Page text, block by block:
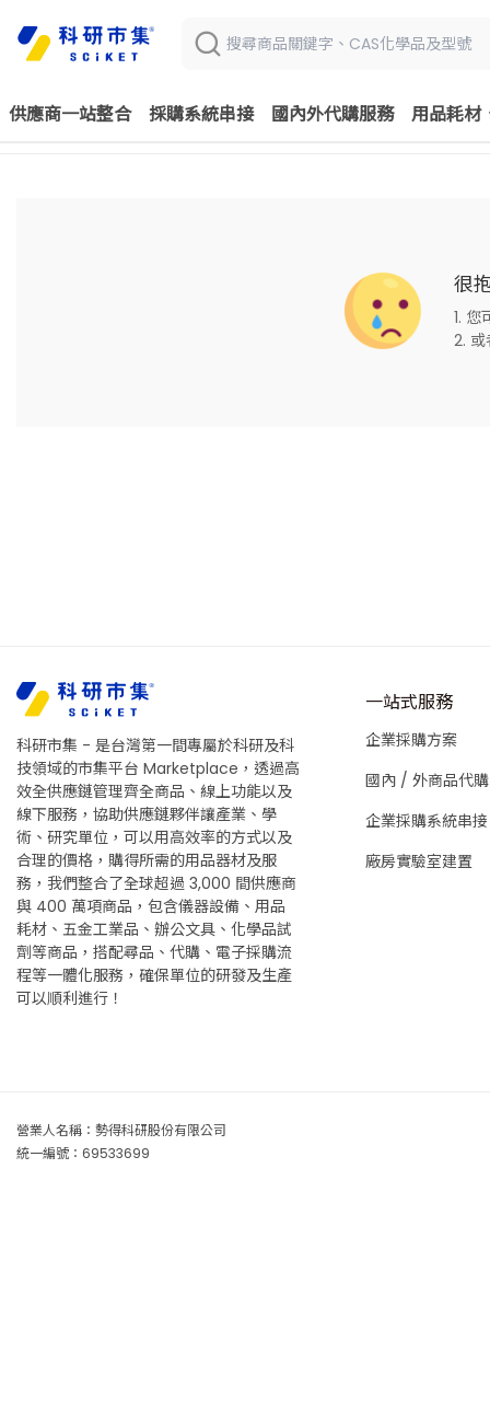
供應商一站整合 採購系統串接 國內外代購服務 用品耗材
很
1. 您
2.
科研市集 - 是台灣第一間專屬於科研及科
技領域的市集平台 Marketplace，透過高
效全供應鏈管理齊全商品、線上功能以及
線下服務，協助供應鏈夥伴讓產業、學
術、研究單位，可以用高效率的方式以及
合理的價格，購得所需的用品器材及服
務，我們整合了全球超過 3,000 間供應商
與 400 萬項商品，包含儀器設備、用品
耗材、五金工業品、辦公文具、化學品試
劑等商品，搭配尋品、代購、電子採購流
程等一體化服務，確保單位的研發及生產
可以順利進行！
一站式服務
企業採購方案
國內 / 外商品代購
企業採購系統串接
廠房實驗室建置
營業人名稱：勢得科研股份有限公司
統一編號：69533699